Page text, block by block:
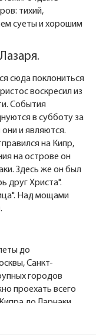
тихий,
суеты и хорошим
сюда поклониться
воскресил из
События
в субботу за
и являются.
на Кипр,
на острове он
Здесь же он был
друг Христа".
Над мощами
до
Санкт-
городов
проехать всего
до Ларнаки